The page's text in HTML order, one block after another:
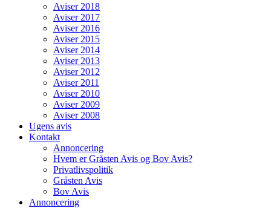
Aviser 2018
Aviser 2017
Aviser 2016
Aviser 2015
Aviser 2014
Aviser 2013
Aviser 2012
Aviser 2011
Aviser 2010
Aviser 2009
Aviser 2008
Ugens avis
Kontakt
Annoncering
Hvem er Gråsten Avis og Bov Avis?
Privatlivspolitik
Gråsten Avis
Bov Avis
Annoncering